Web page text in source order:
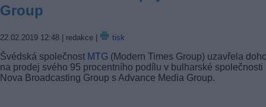
Group
22.02.2019 12:48 | redakce | tisk
Švédská společnost MTG (Modern Times Group) uzavřela
na prodej svého 95 procentního podílu v bulharské společnosti
Nova Broadcasting Group s Advance Media Group.